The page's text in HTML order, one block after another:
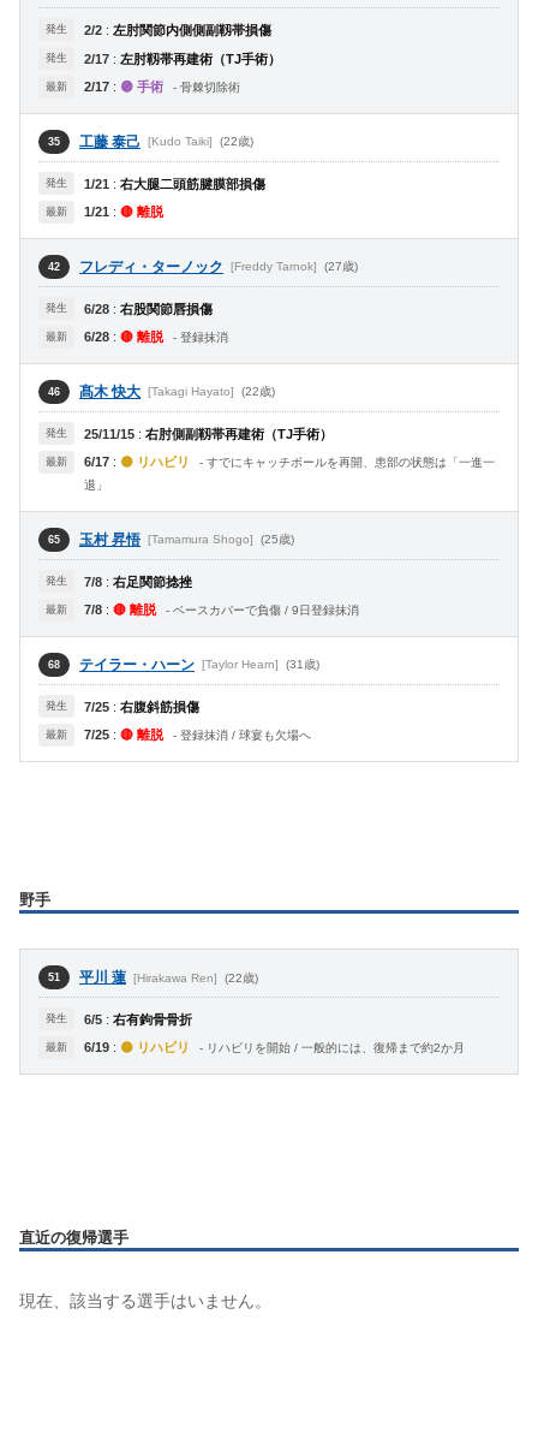
発生 2/2 : 左肘関節内側側副靱帯損傷
発生 2/17 : 左肘靱帯再建術（TJ手術）
最新 2/17 : 🟣 手術 - 骨棘切除術
35 工藤 泰己 [Kudo Taiki] (22歳)
発生 1/21 : 右大腿二頭筋腱膜部損傷
最新 1/21 : 🔴 離脱
42 フレディ・ターノック [Freddy Tarnok] (27歳)
発生 6/28 : 右股関節唇損傷
最新 6/28 : 🔴 離脱 - 登録抹消
46 髙木 快大 [Takagi Hayato] (22歳)
発生 25/11/15 : 右肘側副靱帯再建術（TJ手術）
最新 6/17 : 🟡 リハビリ
- すでにキャッチボールを再開、患部の状態は「一進一
退」
65 玉村 昇悟 [Tamamura Shogo] (25歳)
発生 7/8 : 右足関節捻挫
最新 7/8 : 🔴 離脱 - ベースカバーで負傷 / 9日登録抹消
68 テイラー・ハーン [Taylor Hearn] (31歳)
発生 7/25 : 右腹斜筋損傷
最新 7/25 : 🔴 離脱 - 登録抹消 / 球宴も欠場へ
野手
51 平川 蓮 [Hirakawa Ren] (22歳)
発生 6/5 : 右有鉤骨骨折
最新 6/19 : 🟡 リハビリ - リハビリを開始 / 一般的には、復帰まで約2か月
直近の復帰選手
現在、該当する選手はいません。